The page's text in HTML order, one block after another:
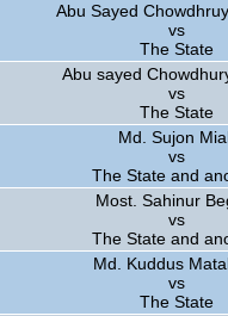
Abu Sayed
vs
The State
Abu sayed
vs
The State
Md. Sujon
vs
The State and
Most. Sahinur
vs
The State and
Md. Kuddus
vs
The State